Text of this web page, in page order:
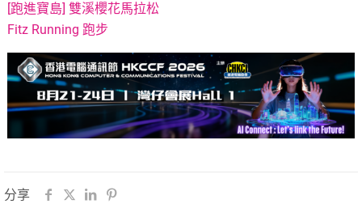
[跑進寶島] 雙溪櫻花馬拉松
Fitz Running 跑步
分享